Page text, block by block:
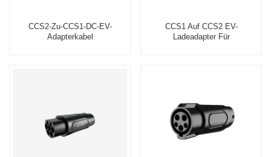
CCS2-Zu-CCS1-DC-EV-
Adapterkabel
CCS1 Auf CCS2 EV-
Ladeadapter Für